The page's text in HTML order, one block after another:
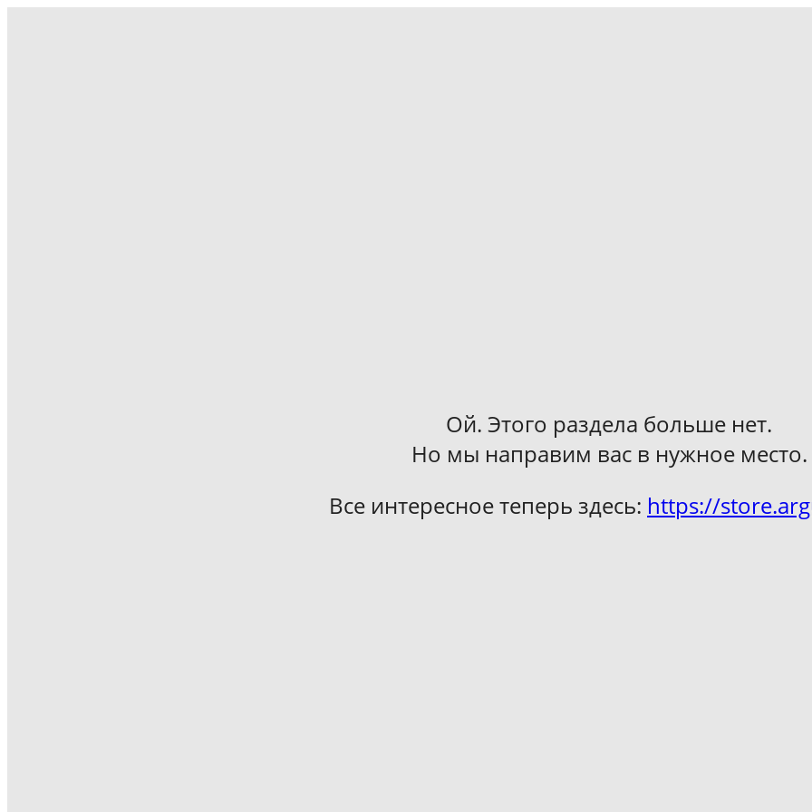
Ой. Этого раздела больше нет.
Но мы направим вас в нужное место.
Все интересное теперь здесь: https://